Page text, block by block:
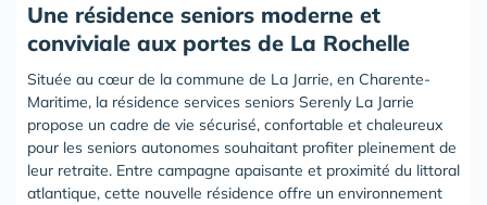
Une résidence seniors moderne et
conviviale aux portes de La Rochelle
Située au cœur de la commune de La Jarrie, en Charente-
Maritime, la résidence services seniors Serenly La Jarrie
propose un cadre de vie sécurisé, confortable et chaleureux
pour les seniors autonomes souhaitant profiter pleinement de
leur retraite. Entre campagne apaisante et proximité du littoral
atlantique, cette nouvelle résidence offre un environnement